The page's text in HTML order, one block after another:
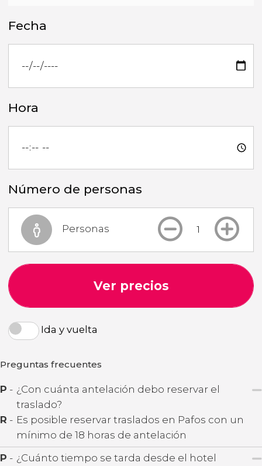
Fecha
Hora
Número de personas
Personas
Ver precios
Ida y vuelta
Preguntas frecuentes
P - ¿Con cuánta antelación debo reservar el
traslado?
R - Es posible reservar traslados en Pafos con un
mínimo de 18 horas de antelación
P - ¿Cuánto tiempo se tarda desde el hotel